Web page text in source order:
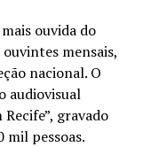
ouvida do
mensais,
nacional. O
audiovisual
gravado
mil pessoas.